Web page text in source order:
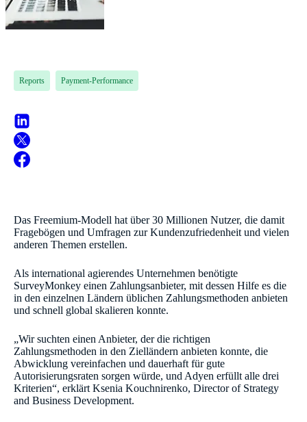
Reports Payment-Performance
Das Freemium-Modell hat über 30 Millionen Nutzer, die damit
Fragebögen und Umfragen zur Kundenzufriedenheit und vielen
anderen Themen erstellen.
Als international agierendes Unternehmen benötigte
SurveyMonkey einen Zahlungsanbieter, mit dessen Hilfe es die
in den einzelnen Ländern üblichen Zahlungsmethoden anbieten
und schnell global skalieren konnte.
„Wir suchten einen Anbieter, der die richtigen
Zahlungsmethoden in den Zielländern anbieten konnte, die
Abwicklung vereinfachen und dauerhaft für gute
Autorisierungsraten sorgen würde, und Adyen erfüllt alle drei
Kriterien“, erklärt Ksenia Kouchnirenko, Director of Strategy
and Business Development.